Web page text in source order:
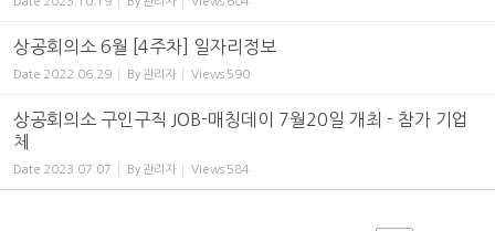
상공회의소 6월 [4주차] 일자리정보
Date 2022.06.29 By 관리자 Views 590
상공회의소 구인구직 JOB-매칭데이 7월20일 개최 - 참가 기업
체
Date 2023.07.07 By 관리자 Views 584